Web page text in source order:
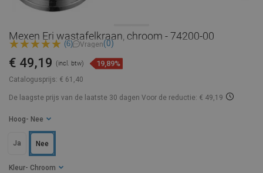
Mexen Eri wastafelkraan, chroom - 74200-00
(6) Vragen(0)
Catalogusprijs: € 61,40
€ 49,19 (incl. btw) 19,89%
De laagste prijs van de laatste 30 dagen Voor de reductie: € 49,19
Kleur - Chroom
Hoog - Nee
Ja Nee